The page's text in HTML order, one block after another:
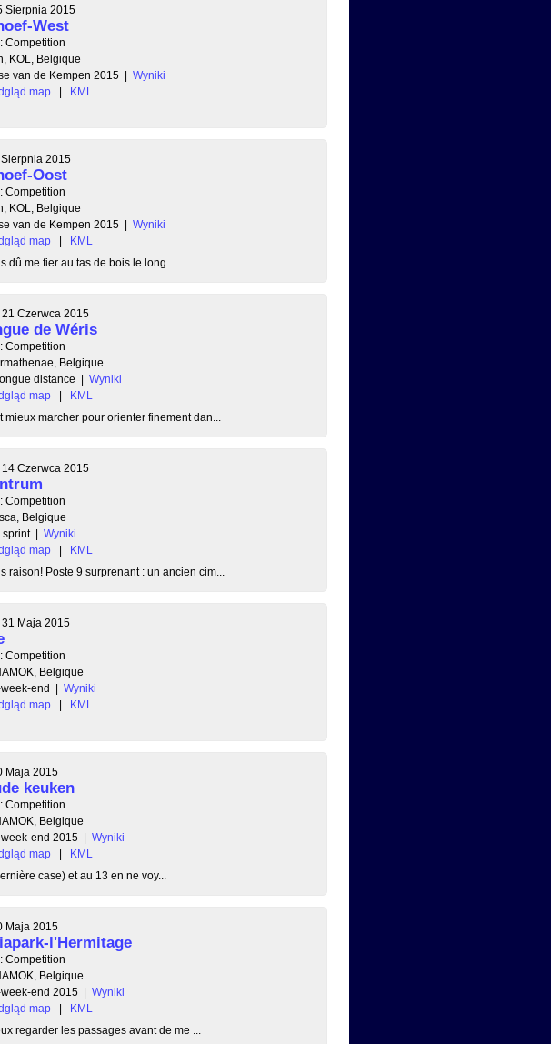
Sierpnia 2015
West
Competition
KOL, Belgique
van de Kempen 2015 | Wyniki
map
|
KML
2015
Oost
Competition
KOL, Belgique
van de Kempen 2015 | Wyniki
map
|
KML
me fier au tas de bois le long ...
Czerwca 2015
de Wéris
Competition
Belgique
distance | Wyniki
map
|
KML
marcher pour orienter finement dan...
Czerwca 2015
Competition
Belgique
sprint | Wyniki
map
|
KML
Poste 9 surprenant : un ancien cim...
Maja 2015
Competition
Belgique
end | Wyniki
map
|
KML
Maja 2015
keuken
Competition
Belgique
end 2015 | Wyniki
map
|
KML
case) et au 13 en ne voy...
Maja 2015
l'Hermitage
Competition
Belgique
end 2015 | Wyniki
map
|
KML
regarder les passages avant de me ...